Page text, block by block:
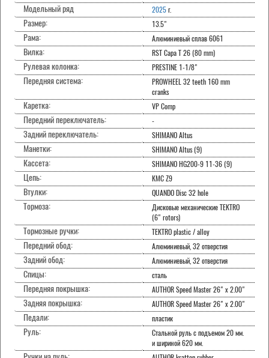
Модельный ряд 2025г.
Размер: 13.5"
Рама: Алюминиевый сплав 6061
Вилка: RST Capa T 26 (80 mm)
Рулевая колонка: PRESTINE 1-1/8"
Передняя система:
PROWHEEL 32 teeth 160 mm
cranks
Каретка: VP Comp
Передний переключатель: -
Задний переключатель: SHIMANO Altus
Манетки: SHIMANO Altus (9)
Кассета: SHIMANO HG200-9 11-36 (9)
Цепь: KMC Z9
Втулки: QUANDO Disc 32 hole
Тормоза:
Дисковые механические TEKTRO
(6" rotors)
Тормозные ручки: TEKTRO plastic / alloy
Передний обод: Алюминиевый, 32 отверстия
Задний обод: Алюминиевый, 32 отверстия
Спицы: сталь
Передняя покрышка: AUTHOR Speed Master 26" x 2.00"
Задняя покрышка: AUTHOR Speed Master 26" x 2.00"
Педали: пластик
Руль:
Стальной руль с подъемом 20 мм.
и шириной 620 мм.